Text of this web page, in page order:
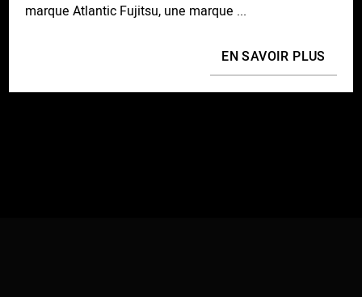
marque Atlantic Fujitsu, une marque ...
EN SAVOIR PLUS